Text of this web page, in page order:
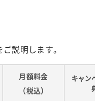
説明します。
月額料金
（税込）
キャンペ
典